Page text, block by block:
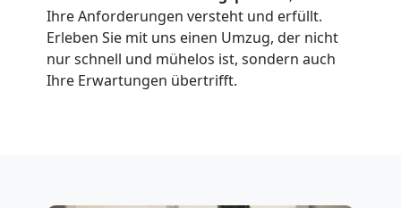
Ihre Anforderungen versteht und erfüllt.
Erleben Sie mit uns einen Umzug, der nicht
nur schnell und mühelos ist, sondern auch
Ihre Erwartungen übertrifft.
Wiener
Neustadt